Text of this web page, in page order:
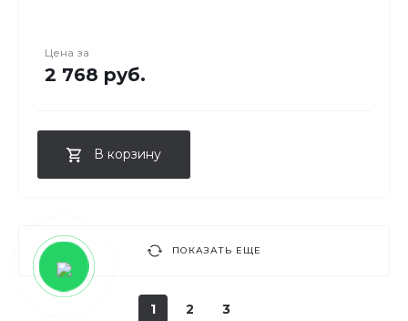
Цена за
2 768 руб.
В корзину
ПОКАЗАТЬ ЕЩЕ
1 2 3